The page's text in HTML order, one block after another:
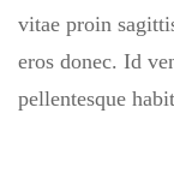
vitae proin
eros donec. Id
pellentesque